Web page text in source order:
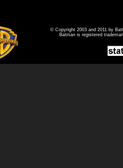
© Copyright 2003 and 2011 by
Batman is registered